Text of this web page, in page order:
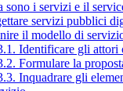
sono i servizi e il
servizi pubblici
il modello di
Identificare gli attori
Formulare la
Inquadrare gli